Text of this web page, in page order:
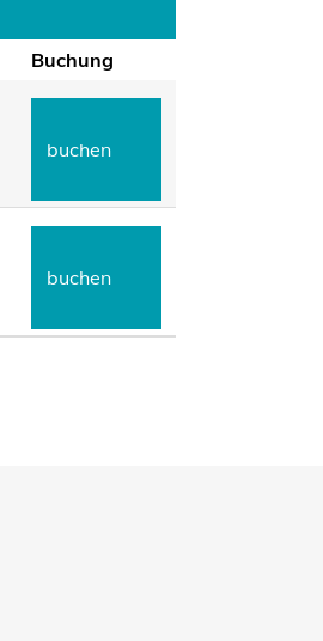
Buchung
buchen
buchen